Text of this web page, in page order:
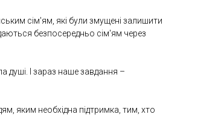
сім'ям, які були змущені залишити
безпосередньо сім'ям через
душі. І зараз наше завдання –
яким необхідна підтримка, тим, хто